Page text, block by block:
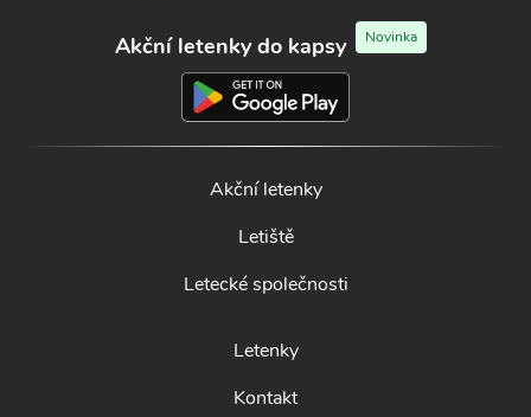
Akční letenky do kapsy Novinka
Akční letenky
Letiště
Letecké společnosti
Letenky
Kontakt